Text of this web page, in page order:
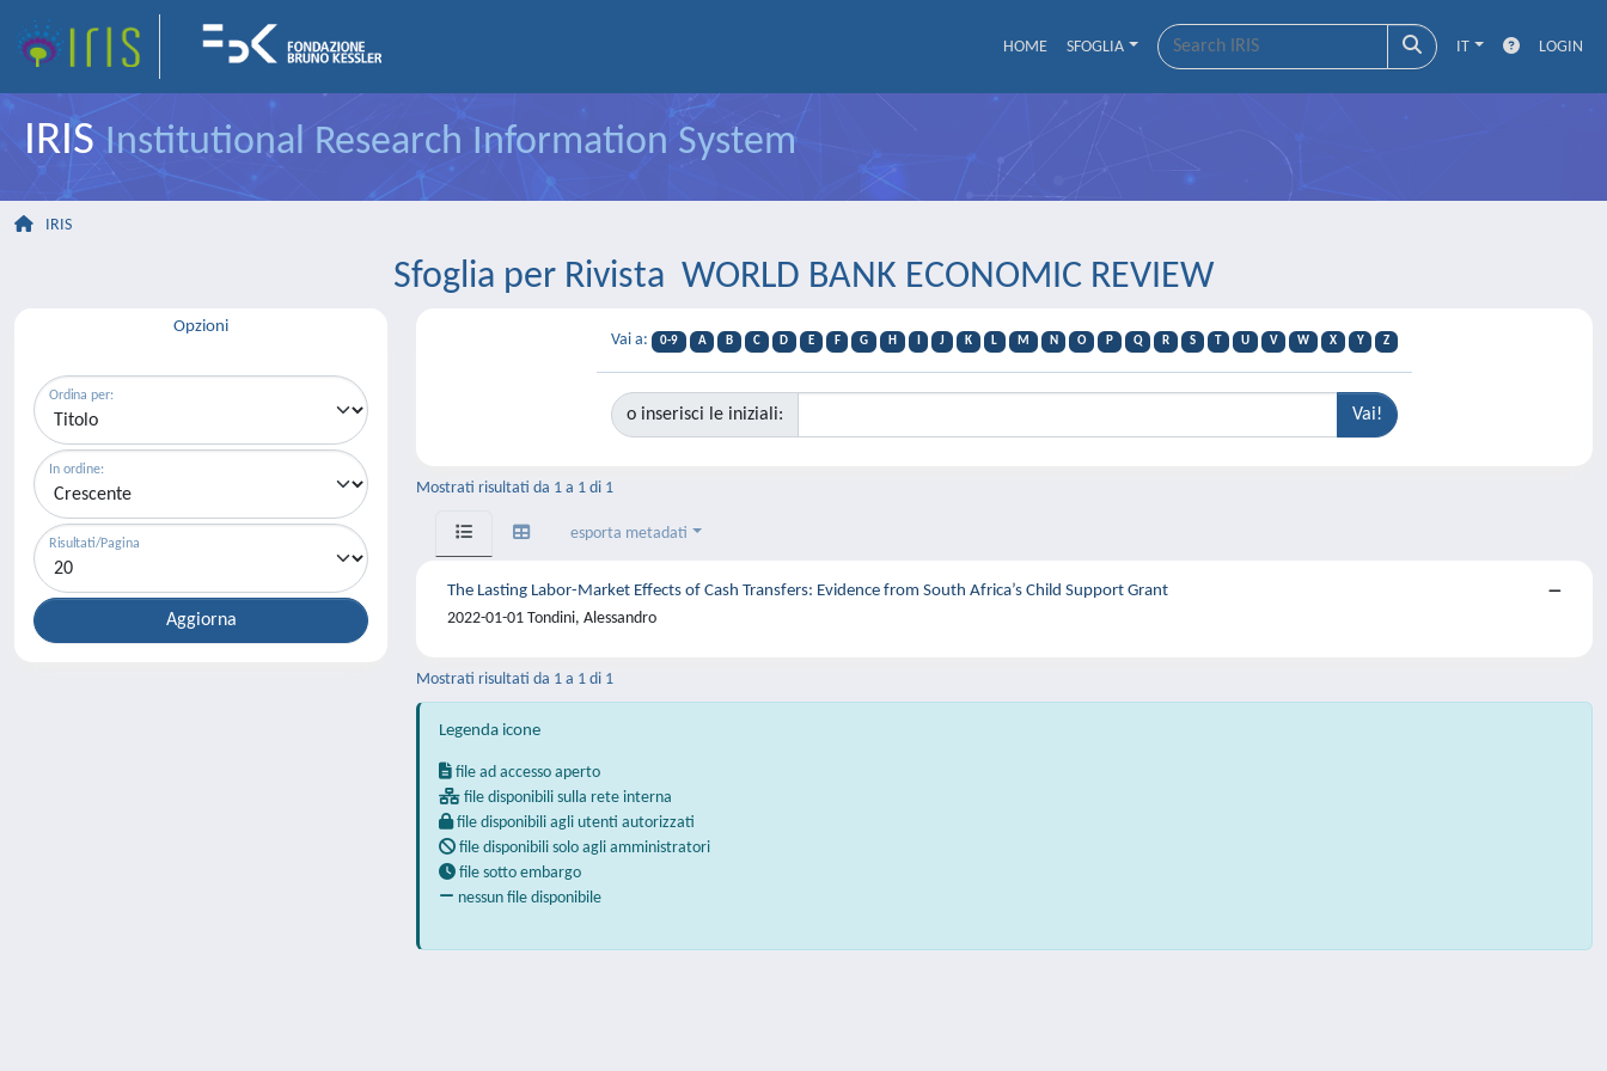
HOME SFOGLIA IT LOGIN
IRISInstitutional Research Information System
IRIS
Sfoglia per Rivista WORLD BANK ECONOMIC REVIEW
Opzioni
Ordina per:
In ordine:
Risultati/Pagina
Vai a: 0-9 A B C D E F G H J K L M N O P Q R S T U V W X Y Z
o inserisci le iniziali:
Mostrati risultati da 1 a 1 di 1
esporta metadati
The Lasting Labor-Market Effects of Cash Transfers: Evidence from South Africa’s Child Support Grant
2022-01-01 Tondini, Alessandro
Mostrati risultati da 1 a 1 di 1
Legenda icone
file ad accesso aperto
file disponibili sulla rete interna
file disponibili agli utenti autorizzati
file disponibili solo agli amministratori
file sotto embargo
nessun file disponibile